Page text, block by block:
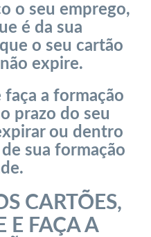
o seu emprego,
é da sua
o seu cartão
expire.
a formação
prazo do seu
ou dentro
sua formação
CARTÕES,
E FAÇA A